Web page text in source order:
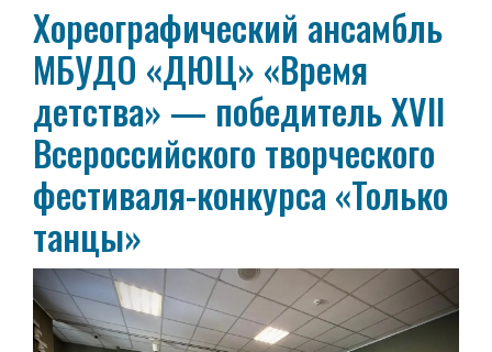
Хореографический ансамбль
МБУДО «ДЮЦ» «Время
детства» — победитель XVII
Всероссийского творческого
фестиваля-конкурса «Только
танцы»